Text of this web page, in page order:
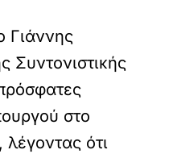
Γιάννης
Συντονιστικής
στο
ότι